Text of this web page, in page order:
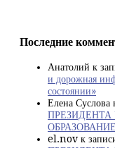
Последние
Анатолий к
и дорожная
состоянии»
Елена Суслова
el.nov к